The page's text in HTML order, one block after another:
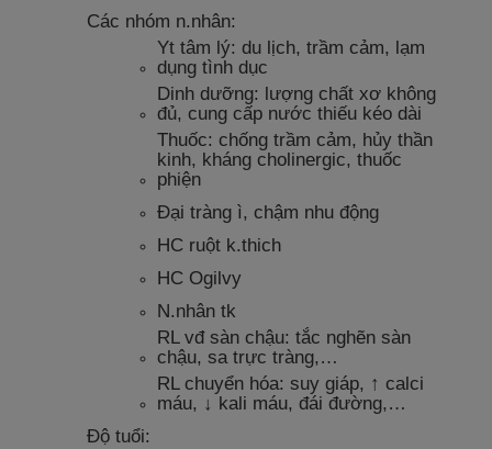
Các nhóm n.nhân:
Yt tâm lý: du lịch, trầm cảm, lạm
dụng tình dục
Dinh dưỡng: lượng chất xơ không
đủ, cung cấp nước thiếu kéo dài
Thuốc: chống trầm cảm, hủy thần
kinh, kháng cholinergic, thuốc
phiện
Đại tràng ì, chậm nhu động
HC ruột k.thich
HC Ogilvy
N.nhân tk
RL vđ sàn chậu: tắc nghẽn sàn
chậu, sa trực tràng,…
RL chuyển hóa: suy giáp, ↑ calci
máu, ↓ kali máu, đái đường,…
Độ tuổi: